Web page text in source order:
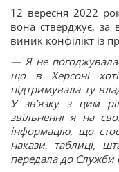
12 вересня 2022
вона стверджує, за
виник конфілікт із
— Я не
що в Херсоні
підтримувала ту
У звʼязку з цим
звільненні я на
інформацію, що
накази, таблиці,
передала до Служби